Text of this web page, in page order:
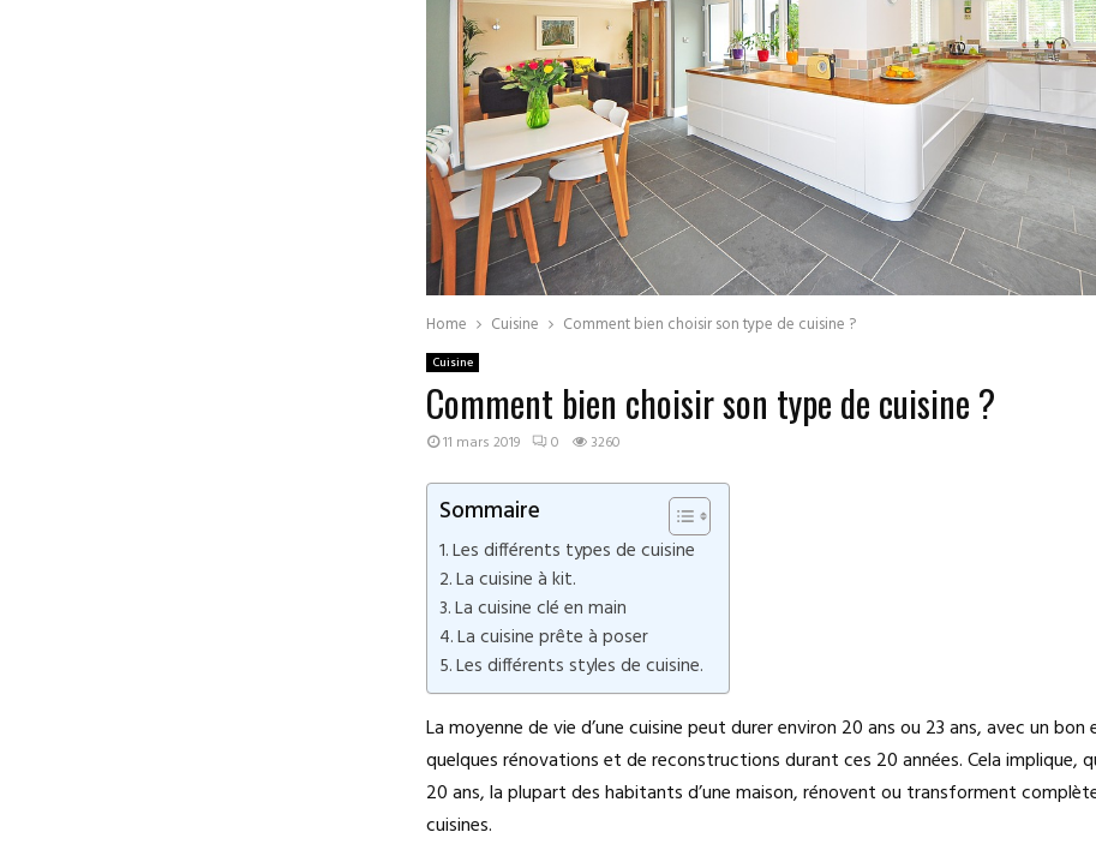
Home Cuisine Comment bien choisir son type de cuisine ?
Cuisine
Comment bien choisir son type de cuisine ?
11 mars 2019 0 3260
Sommaire
Les différents types de cuisine
La cuisine à kit.
La cuisine clé en main
La cuisine prête à poser
Les différents styles de cuisine.
La moyenne de vie d’une cuisine peut durer environ 20 ans ou 23 ans, avec un bon
quelques rénovations et de reconstructions durant ces 20 années. Cela implique,
20 ans, la plupart des habitants d’une maison, rénovent ou transforment
cuisines.